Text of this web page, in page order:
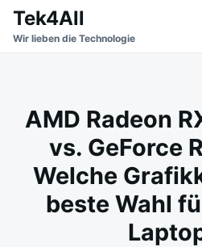
SkipSearch
for:
Tek4All
Wir lieben die Technologie
AMD Radeon
vs. GeForce
Welche
beste Wahl